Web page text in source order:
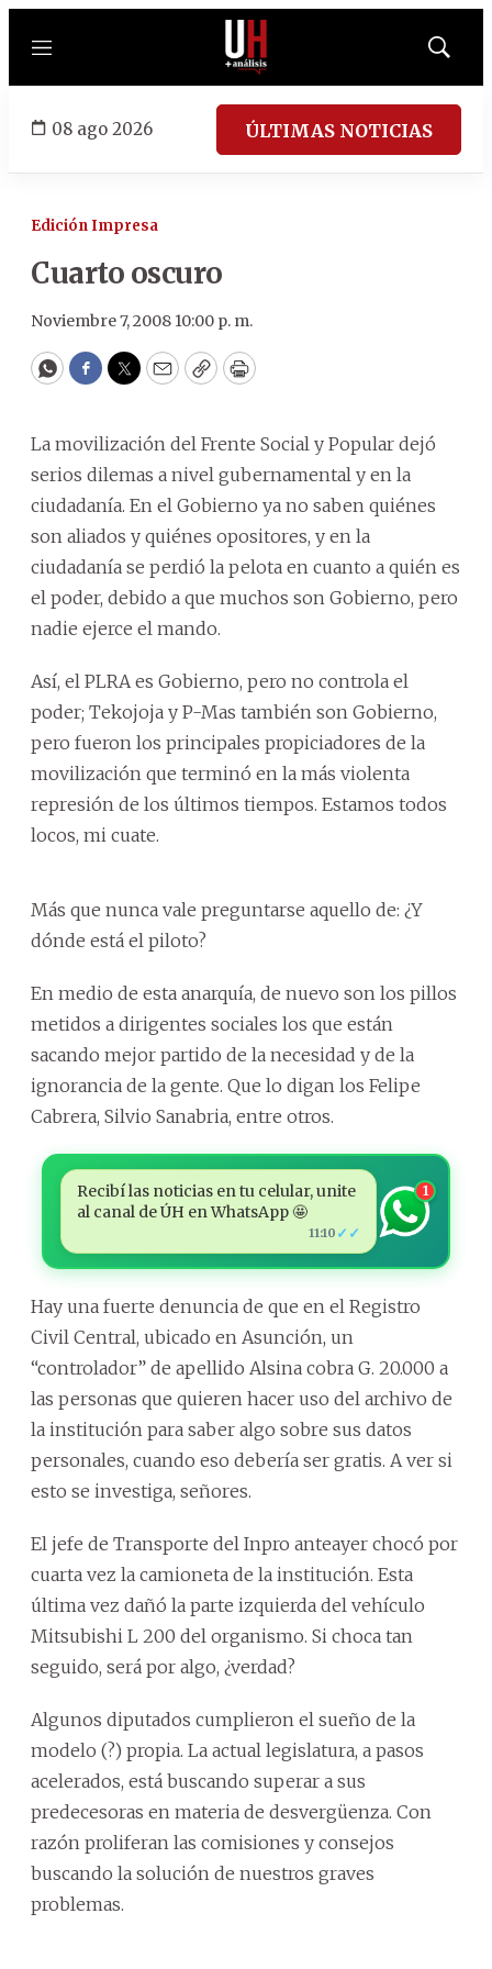
Menú
Mostrar
08 ago 2026 ÚLTIMAS NOTICIAS
Edición Impresa
Cuarto oscuro
Noviembre 7, 2008 10:00 p. m.
WhatsApp
Facebook
Twitter
EmailCopyPrint
La movilización del Frente Social y Popular dejó
serios dilemas a nivel gubernamental y en la
ciudadanía. En el Gobierno ya no saben quiénes
son aliados y quiénes opositores, y en la
ciudadanía se perdió la pelota en cuanto a quién es
el poder, debido a que muchos son Gobierno, pero
nadie ejerce el mando.
Así, el PLRA es Gobierno, pero no controla el
poder; Tekojoja y P-Mas también son Gobierno,
pero fueron los principales propiciadores de la
movilización que terminó en la más violenta
represión de los últimos tiempos. Estamos todos
locos, mi cuate.
Más que nunca vale preguntarse aquello de: ¿Y
dónde está el piloto?
En medio de esta anarquía, de nuevo son los pillos
metidos a dirigentes sociales los que están
sacando mejor partido de la necesidad y de la
ignorancia de la gente. Que lo digan los Felipe
Cabrera, Silvio Sanabria, entre otros.
Recibí las noticias en tu celular, unite
al canal de ÚH en WhatsApp 🤩
11:10 ✓✓
1
Hay una fuerte denuncia de que en el Registro
Civil Central, ubicado en Asunción, un
“controlador” de apellido Alsina cobra G. 20.000 a
las personas que quieren hacer uso del archivo de
la institución para saber algo sobre sus datos
personales, cuando eso debería ser gratis. A ver si
esto se investiga, señores.
El jefe de Transporte del Inpro anteayer chocó por
cuarta vez la camioneta de la institución. Esta
última vez dañó la parte izquierda del vehículo
Mitsubishi L 200 del organismo. Si choca tan
seguido, será por algo, ¿verdad?
Algunos diputados cumplieron el sueño de la
modelo (?) propia. La actual legislatura, a pasos
acelerados, está buscando superar a sus
predecesoras en materia de desvergüenza. Con
razón proliferan las comisiones y consejos
buscando la solución de nuestros graves
problemas.